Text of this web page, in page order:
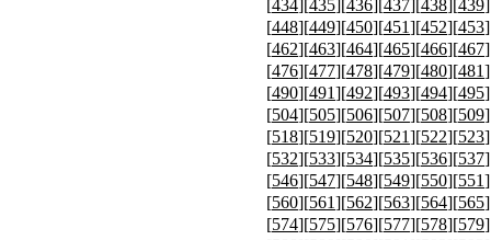
[434][435][436][437][438][439
[448][449][450][451][452][453
[462][463][464][465][466][467
[476][477][478][479][480][481
[490][491][492][493][494][495
[504][505][506][507][508][509
[518][519][520][521][522][523
[532][533][534][535][536][537
[546][547][548][549][550][551
[560][561][562][563][564][565
[574][575][576][577][578][579